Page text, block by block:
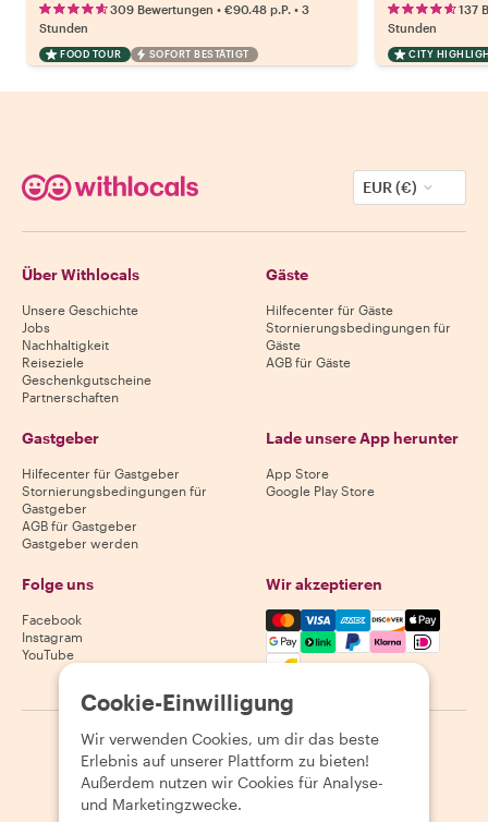
309 Bewertungen • €90.48 p.P. • 3
Stunden
FOOD TOUR SOFORT BESTÄTIGT
137
Stunden
CITY
EUR (€)
Über Withlocals
Unsere Geschichte
Jobs
Nachhaltigkeit
Reiseziele
Geschenkgutscheine
Partnerschaften
Gäste
Hilfecenter für Gäste
Stornierungsbedingungen für
Gäste
AGB für Gäste
Gastgeber
Hilfecenter für Gastgeber
Stornierungsbedingungen für
Gastgeber
AGB für Gastgeber
Gastgeber werden
Lade unsere App herunter
App Store
Google Play Store
Folge uns
Facebook
Instagram
YouTube
Wir akzeptieren
Mastercard, Visa, Amex,
2026 Withlocals.com | Datenschutzerklärung | Cookies
Seitenübersicht
Cookie-Einwilligung
Wir verwenden Cookies, um dir das beste
Erlebnis auf unserer Plattform zu bieten!
Außerdem nutzen wir Cookies für Analyse-
und Marketingzwecke.